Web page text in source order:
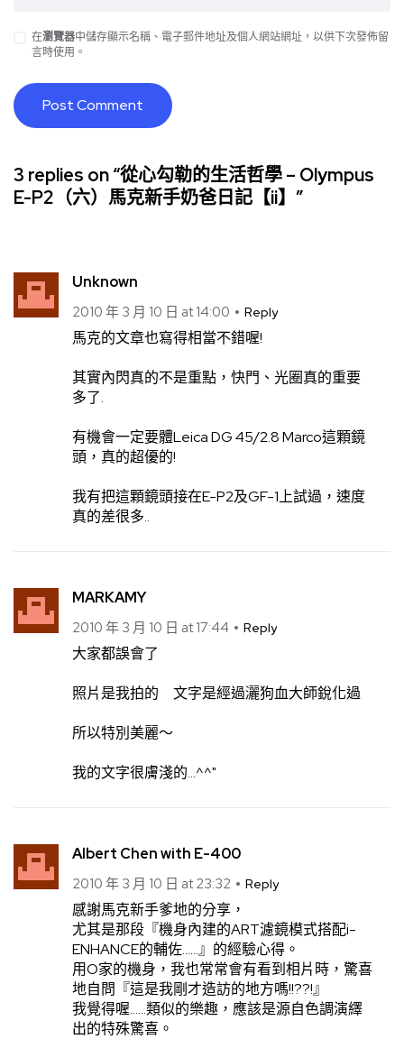
在瀏覽器中儲存顯示名稱、電子郵件地址及個人網站網址，以供下次發佈留
言時使用。
3 replies on “從心勾勒的生活哲學 – Olympus
E-P2（六）馬克新手奶爸日記【ii】”
Unknown
2010 年 3 月 10 日 at 14:00 Reply
馬克的文章也寫得相當不錯喔!
其實內閃真的不是重點，快門、光圈真的重要
多了.
有機會一定要體Leica DG 45/2.8 Marco這顆鏡
頭，真的超優的!
我有把這顆鏡頭接在E-P2及GF-1上試過，速度
真的差很多..
MARKAMY
2010 年 3 月 10 日 at 17:44 Reply
大家都誤會了
照片是我拍的 文字是經過灑狗血大師銳化過
所以特別美麗～
我的文字很膚淺的…^^"
Albert Chen with E-400
2010 年 3 月 10 日 at 23:32 Reply
感謝馬克新手爹地的分享，
尤其是那段『機身內建的ART濾鏡模式搭配i-
ENHANCE的輔佐……』的經驗心得。
用O家的機身，我也常常會有看到相片時，驚喜
地自問『這是我剛才造訪的地方嗎!!??!』
我覺得喔……類似的樂趣，應該是源自色調演繹
出的特殊驚喜。